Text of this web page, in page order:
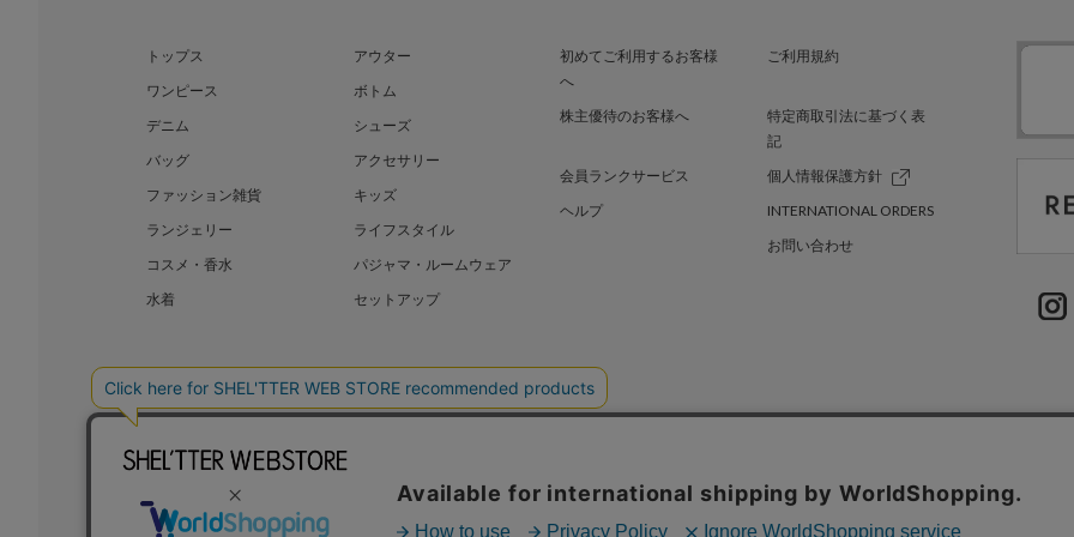
トップス
アウター
ワンピース
ボトム
デニム
シューズ
バッグ
アクセサリー
ファッション雑貨
キッズ
ランジェリー
ライフスタイル
コスメ・香水
パジャマ・ルームウェア
水着
セットアップ
初めてご利用するお客様
へ
ご利用規約
株主優待のお客様へ
特定商取引法に基づく表
記
会員ランクサービス
個人情報保護方針
ヘルプ
INTERNATIONAL ORDERS
お問い合わせ
BAROQUE JAPAN LIMITED The SHEL'TTER TOKYO SHEL’TTER GREEN